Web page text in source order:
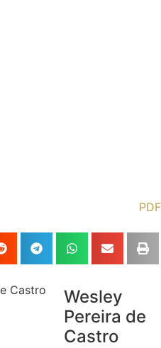
PDF
Wesley
Pereira de
Castro